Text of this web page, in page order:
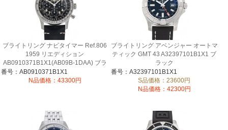
ブライトリング ナビタイマー Ref.806
1959 リエディション
AB0910371B1X1(AB09B-1DAA) ブラ
ック
番号：AB0910371B1X1
N品価格：43300円
ブライトリング アベンジャー オートマ
ティック GMT 43 A32397101B1X1 ブ
ラック
番号：A32397101B1X1
S品価格：23600円
N品価格：42300円